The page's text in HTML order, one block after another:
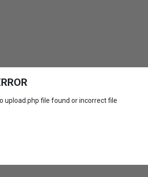
upload.php file found or incorrect file